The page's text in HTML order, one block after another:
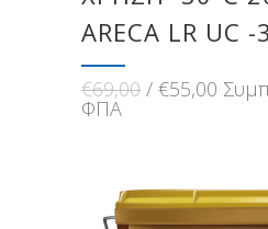
ARECA LR UC -
€69,00Original
€55,00 Η
ΦΠΑ